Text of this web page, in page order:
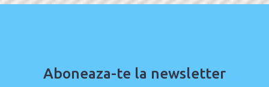
Aboneaza-te la newsletter